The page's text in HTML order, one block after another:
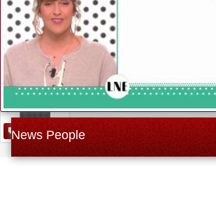
VOIR L'OFFRE
France 2022
Zemmour...
VOIR L'OFFRE
News People